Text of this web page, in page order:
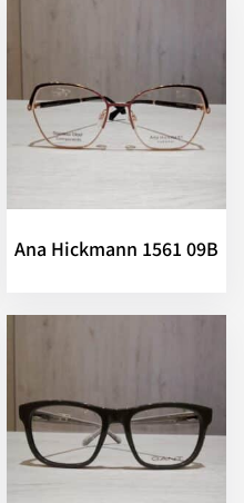
Ana Hickmann 1561 09B